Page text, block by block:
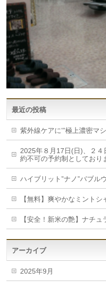
最近の投稿
紫外線ケアに'”極上濃密マ
2025年８月17日(日)、２
約不可の予約制としており
ハイブリット”ナノ”バブル
【無料】爽やかなミント
【安全！新米の艶】ナチ
アーカイブ
2025年9月